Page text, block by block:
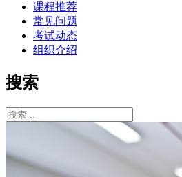
课程推荐
常见问题
考试动态
组织介绍
搜索
搜